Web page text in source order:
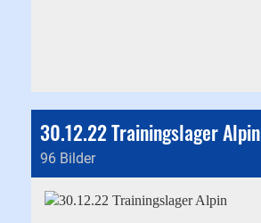
30.12.22 Trainingslager Alpin
96 Bilder